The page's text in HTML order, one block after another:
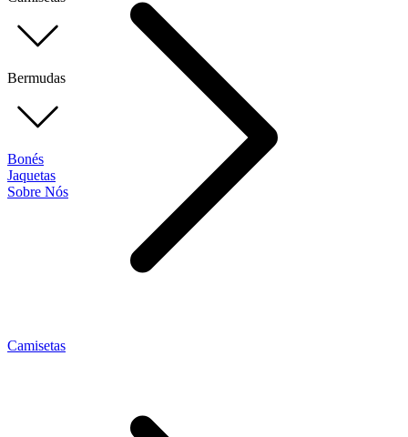
Bermudas
Bonés
Jaquetas
Sobre Nós
Camisetas